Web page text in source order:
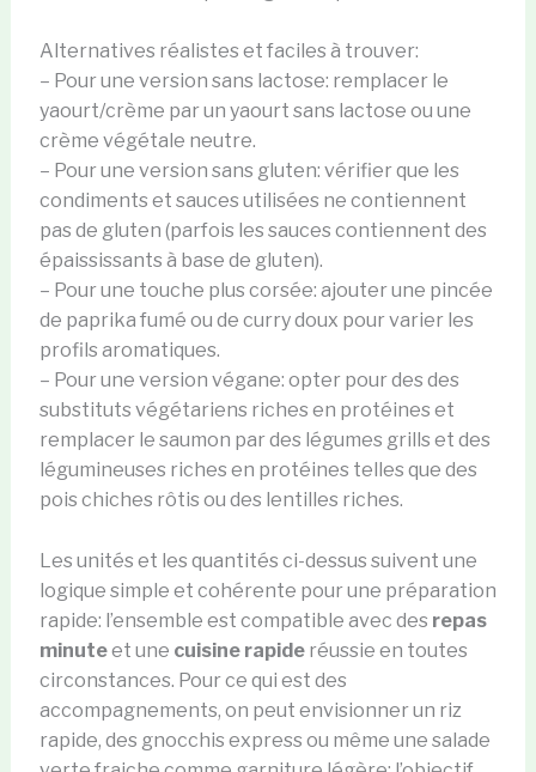
Alternatives réalistes et faciles à trouver:
– Pour une version sans lactose: remplacer le
yaourt/crème par un yaourt sans lactose ou une
crème végétale neutre.
– Pour une version sans gluten: vérifier que les
condiments et sauces utilisées ne contiennent
pas de gluten (parfois les sauces contiennent des
épaississants à base de gluten).
– Pour une touche plus corsée: ajouter une pincée
de paprika fumé ou de curry doux pour varier les
profils aromatiques.
– Pour une version végane: opter pour des des
substituts végétariens riches en protéines et
remplacer le saumon par des légumes grills et des
légumineuses riches en protéines telles que des
pois chiches rôtis ou des lentilles riches.
Les unités et les quantités ci-dessus suivent une
logique simple et cohérente pour une préparation
rapide: l’ensemble est compatible avec des repas
minuteet une cuisine rapideréussie en toutes
circonstances. Pour ce qui est des
accompagnements, on peut envisionner un riz
rapide, des gnocchis express ou même une salade